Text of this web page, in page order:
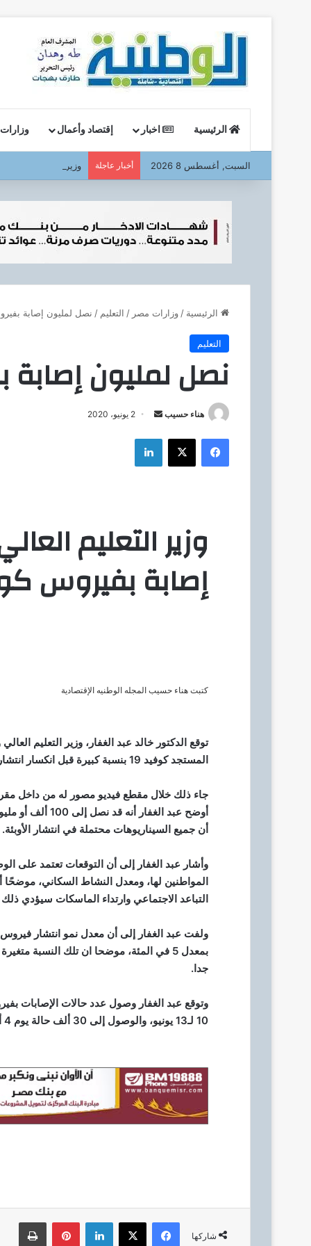
الرئيسية اخبار إقتصاد وأعمال
السبت, أغسطس 8 2026 أخبار عاجلة وزير البترول : يتفقد
الرئيسية / وزارات مصر / التعليم / نصل لمليون إصابة
التعليم
نصل لمليون
هناء حسيب
س
ل
د
ل
ا
2 يونيو، 2020
فيسبوك
وزير التعليم
إصابة بفيروس
كتبت هناء حسيب المجله الوطنيه الإقتصادية
المستجد كوفيد 19 بنسبة كبيرة قبل انكسار انتشار الجائحة.
جاء ذلك خلال مقطع فيديو مصور له من داخل مقر
أوضح عبد
أن جميع السيناريوهات محتملة في انتشار الأوبئة.
وأشار عبد الغفار إلى أن التوقعات تعتمد على
المواطنين لها، ومعدل النشاط السكاني، موضحًا
التباعد الاجتماعي وارتداء الماسكات سيؤدي
بمعدل 5 في المئة، موضحا ان تلك النسبة
جدا.
10 لـ13 يونيو، والوصول إلى 30 ألف حالة يوم 4 أو 5 يونيو الجاري.
شاركها
فيسبوك لينكدإن بينتيريست